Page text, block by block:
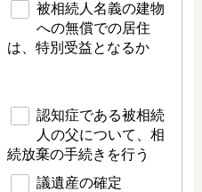
被相続人名義の建物
への無償での居住
は、特別受益となるか
認知症である被相続
人の父について、相
続放棄の手続きを行う
議遺産の確定